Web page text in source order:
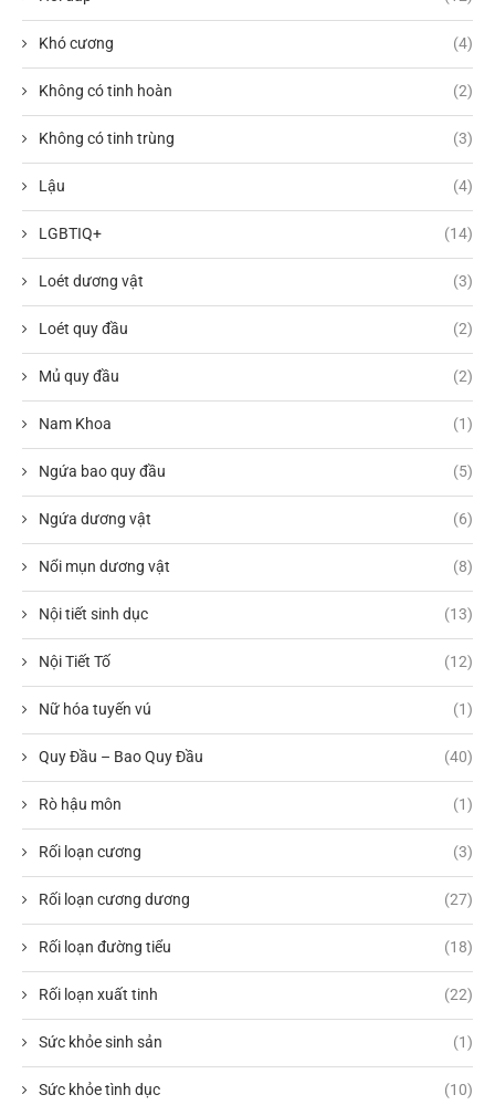
Khó cương (4)
Không có tinh hoàn (2)
Không có tinh trùng (3)
Lậu (4)
LGBTIQ+ (14)
Loét dương vật (3)
Loét quy đầu (2)
Mủ quy đầu (2)
Nam Khoa (1)
Ngứa bao quy đầu (5)
Ngứa dương vật (6)
Nổi mụn dương vật (8)
Nội tiết sinh dục (13)
Nội Tiết Tố (12)
Nữ hóa tuyến vú (1)
Quy Đầu – Bao Quy Đầu (40)
Rò hậu môn (1)
Rối loạn cương (3)
Rối loạn cương dương (27)
Rối loạn đường tiểu (18)
Rối loạn xuất tinh (22)
Sức khỏe sinh sản (1)
Sức khỏe tình dục (10)